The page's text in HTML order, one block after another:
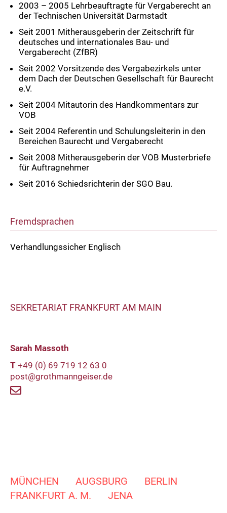
2003 – 2005 Lehrbeauftragte für Vergaberecht an
der Technischen Universität Darmstadt
Seit 2001 Mitherausgeberin der Zeitschrift für
deutsches und internationales Bau- und
Vergaberecht (ZfBR)
Seit 2002 Vorsitzende des Vergabezirkels unter
dem Dach der Deutschen Gesellschaft für Baurecht
e.V.
Seit 2004 Mitautorin des Handkommentars zur
VOB
Seit 2004 Referentin und Schulungsleiterin in den
Bereichen Baurecht und Vergaberecht
Seit 2008 Mitherausgeberin der VOB Musterbriefe
für Auftragnehmer
Seit 2016 Schiedsrichterin der SGO Bau.
Fremdsprachen
Verhandlungssicher Englisch
SEKRETARIAT FRANKFURT AM MAIN
Sarah Massoth
T +49 (0) 69 719 12 63 0
post@grothmanngeiser.de
MÜNCHEN AUGSBURG
BERLIN
FRANKFURT A. M.
JENA